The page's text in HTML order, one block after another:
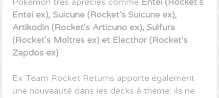
Pokémon très apréciés comme Entei (Rocket's
Entei ex), Suicune (Rocket's Suicune ex),
Artikodin (Rocket's Articuno ex), Sulfura
(Rocket's Moltres ex) et Electhor (Rocket's
Zapdos ex).
Ex Team Rocket Returns apporte également
une nouveauté dans les decks à thème: ils ne